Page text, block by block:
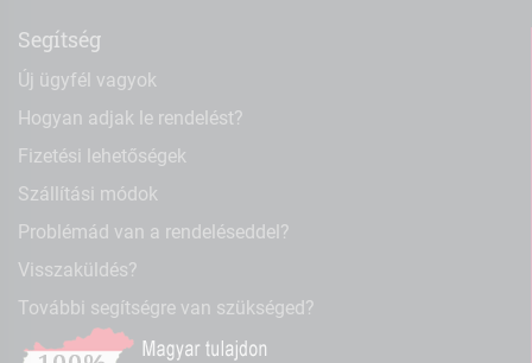
Segítség
Új ügyfél vagyok
Hogyan adjak le rendelést?
Fizetési lehetőségek
Szállítási módok
Problémád van a rendeléseddel?
Visszaküldés?
További segítségre van szükséged?